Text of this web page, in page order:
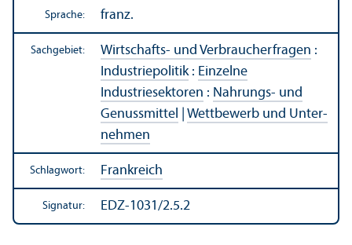
Sprache: franz.
Sachgebiet: Wirtschafts- und Verbraucherfragen :
Industriepolitik: Einzelne
Industriesektoren : Nahrungs- und
Genussmittel
Wettbewerb und Unter­
nehmen
Schlagwort: Frankreich
Signatur: EDZ-1031/2.5.2